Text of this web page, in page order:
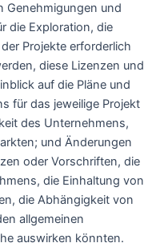
Genehmigungen und
die Exploration, die
Projekte erforderlich
diese Lizenzen und
auf die Pläne und
für das jeweilige Projekt
des Unternehmens,
und Änderungen
oder Vorschriften, die
die Einhaltung von
die Abhängigkeit von
allgemeinen
auswirken könnten.